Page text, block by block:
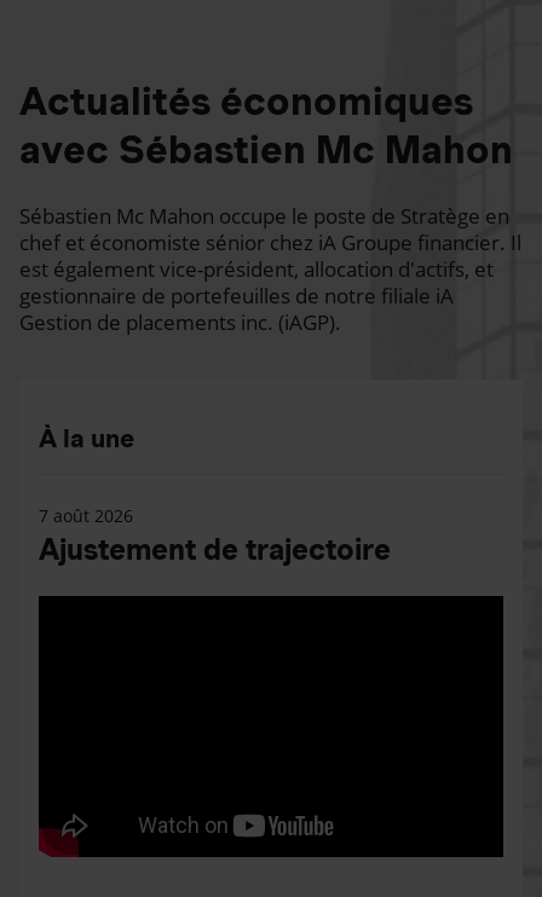
Actualités économiques
avec Sébastien Mc Mahon
Sébastien Mc Mahon occupe le poste de Stratège en
chef et économiste sénior chez iA Groupe financier. Il
est également vice-président, allocation d'actifs, et
gestionnaire de portefeuilles de notre filiale iA
Gestion de placements inc. (iAGP).
À la une
7 août 2026
Ajustement de trajectoire